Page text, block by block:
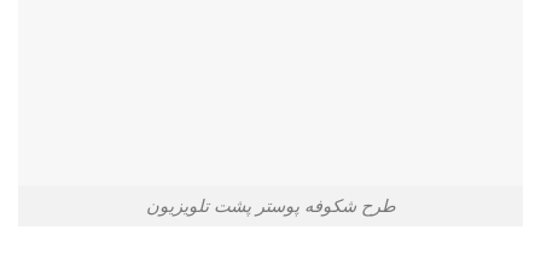
طرح شکوفه پوستر پشت تلویزیون